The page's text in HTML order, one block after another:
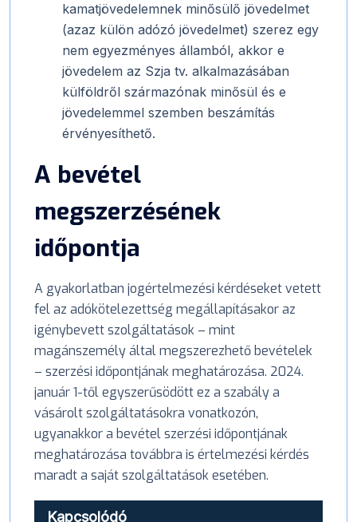
kamatjövedelemnek minősülő jövedelmet
(azaz külön adózó jövedelmet) szerez egy
nem egyezményes államból, akkor e
jövedelem az Szja tv. alkalmazásában
külföldről származónak minősül és e
jövedelemmel szemben beszámítás
érvényesíthető.
A bevétel
megszerzésének
időpontja
A gyakorlatban jogértelmezési kérdéseket vetett
fel az adókötelezettség megállapításakor az
igénybevett szolgáltatások – mint
magánszemély által megszerezhető bevételek
– szerzési időpontjának meghatározása. 2024.
január 1-től egyszerűsödött ez a szabály a
vásárolt szolgáltatásokra vonatkozón,
ugyanakkor a bevétel szerzési időpontjának
meghatározása továbbra is értelmezési kérdés
maradt a saját szolgáltatások esetében.
Kapcsolódó